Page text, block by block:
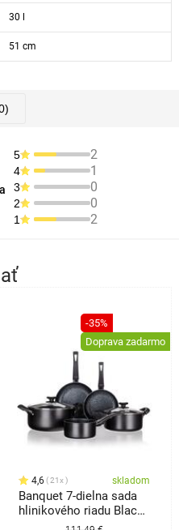
30 l
51 cm
5 2
4 1
3 0
2 0
1 2
-35%
Doprava zadarmo
4,6 21x skladom
Banquet 7-dielna sada
hlinikového riadu Black